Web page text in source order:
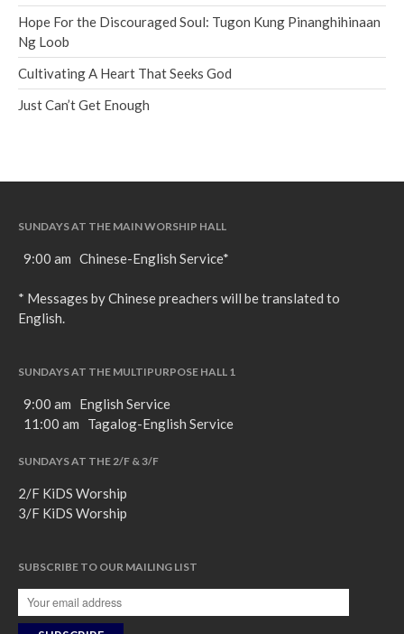
Hope For the Discouraged Soul: Tugon Kung Pinanghihinaan
Ng Loob
Cultivating A Heart That Seeks God
Just Can’t Get Enough
SUNDAYS AT THE MAIN WORSHIP HALL
9:00 am Chinese-English Service*
* Messages by Chinese preachers will be translated to
English.
SUNDAYS AT THE MULTIPURPOSE HALL 1
9:00 am English Service
11:00 am Tagalog-English Service
SUNDAYS AT THE 2/F & 3/F
2/F KiDS Worship
3/F KiDS Worship
SUBSCRIBE TO OUR MAILING LIST